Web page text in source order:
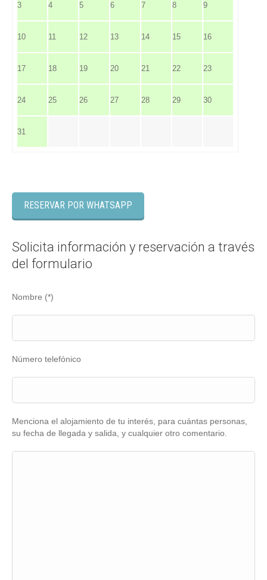
3 4 5 6 7 8 9
10 11 12 13 14 15 16
17 18 19 20 21 22 23
24 25 26 27 28 29 30
31
RESERVAR POR WHATSAPP
Solicita información y reservación a través
del formulario
Nombre (*)
Número telefónico
Menciona el alojamiento de tu interés, para cuántas personas,
su fecha de llegada y salida, y cualquier otro comentario.